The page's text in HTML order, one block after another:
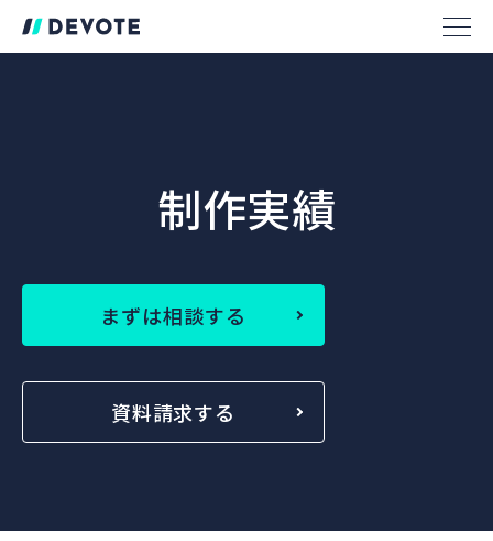
制作実績
まずは相談する
資料請求する